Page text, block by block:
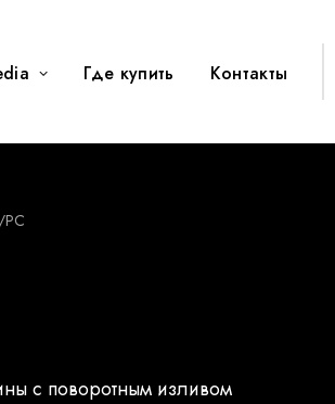
Где купить Контакты
с поворотным изливом